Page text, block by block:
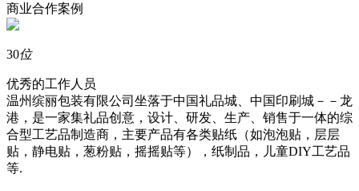
商业合作案例
30位
优秀的工作人员
温州缤丽包装有限公司坐落于中国礼品城、中国印刷城－－龙
港，是一家集礼品创意，设计、研发、生产、销售于一体的综
合型工艺品制造商，主要产品有各类贴纸（如泡泡贴，层层
贴，静电贴，葱粉贴，摇摇贴等），纸制品，儿童DIY工艺品
等.